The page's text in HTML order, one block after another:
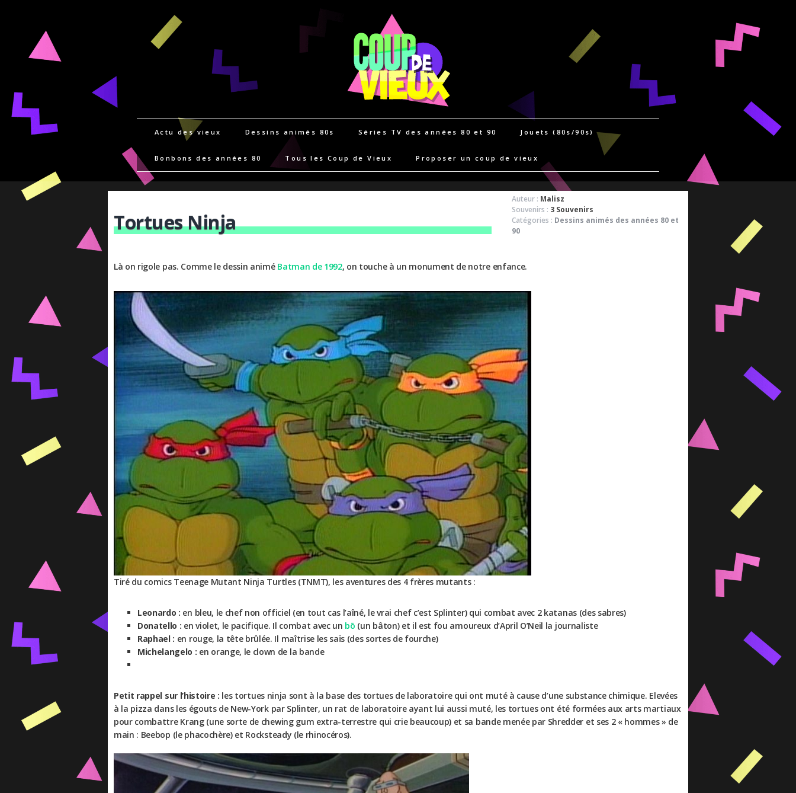
Actu des vieux Dessins animés 80s Séries TV des années 80 et 90 Jouets (80s/90s)
Bonbons des années 80 Tous les Coup de Vieux Proposer un coup de vieux
Tortues Ninja
Auteur : Malisz
Souvenirs : 3 Souvenirs
Catégories : Dessins animés des années 80 et
90
Là on rigole pas. Comme le dessin animé Batman de 1992, on touche à un monument de notre enfance.
Tiré du comics Teenage Mutant Ninja Turtles (TNMT), les aventures des 4 frères mutants :
Leonardo : en bleu, le chef non officiel (en tout cas l’aîné, le vrai chef c’est Splinter) qui combat avec 2 katanas (des sabres)
Donatello : en violet, le pacifique. Il combat avec un bō (un bâton) et il est fou amoureux d’April O’Neil la journaliste
Raphael : en rouge, la tête brûlée. Il maîtrise les saïs (des sortes de fourche)
Michelangelo : en orange, le clown de la bande
Petit rappel sur l’histoire : les tortues ninja sont à la base des tortues de laboratoire qui ont muté à cause d’une substance chimique. Elevées
à la pizza dans les égouts de New-York par Splinter, un rat de laboratoire ayant lui aussi muté, les tortues ont été formées aux arts martiaux
pour combattre Krang (une sorte de chewing gum extra-terrestre qui crie beaucoup) et sa bande menée par Shredder et ses 2 « hommes » de
main : Beebop (le phacochère) et Rocksteady (le rhinocéros).